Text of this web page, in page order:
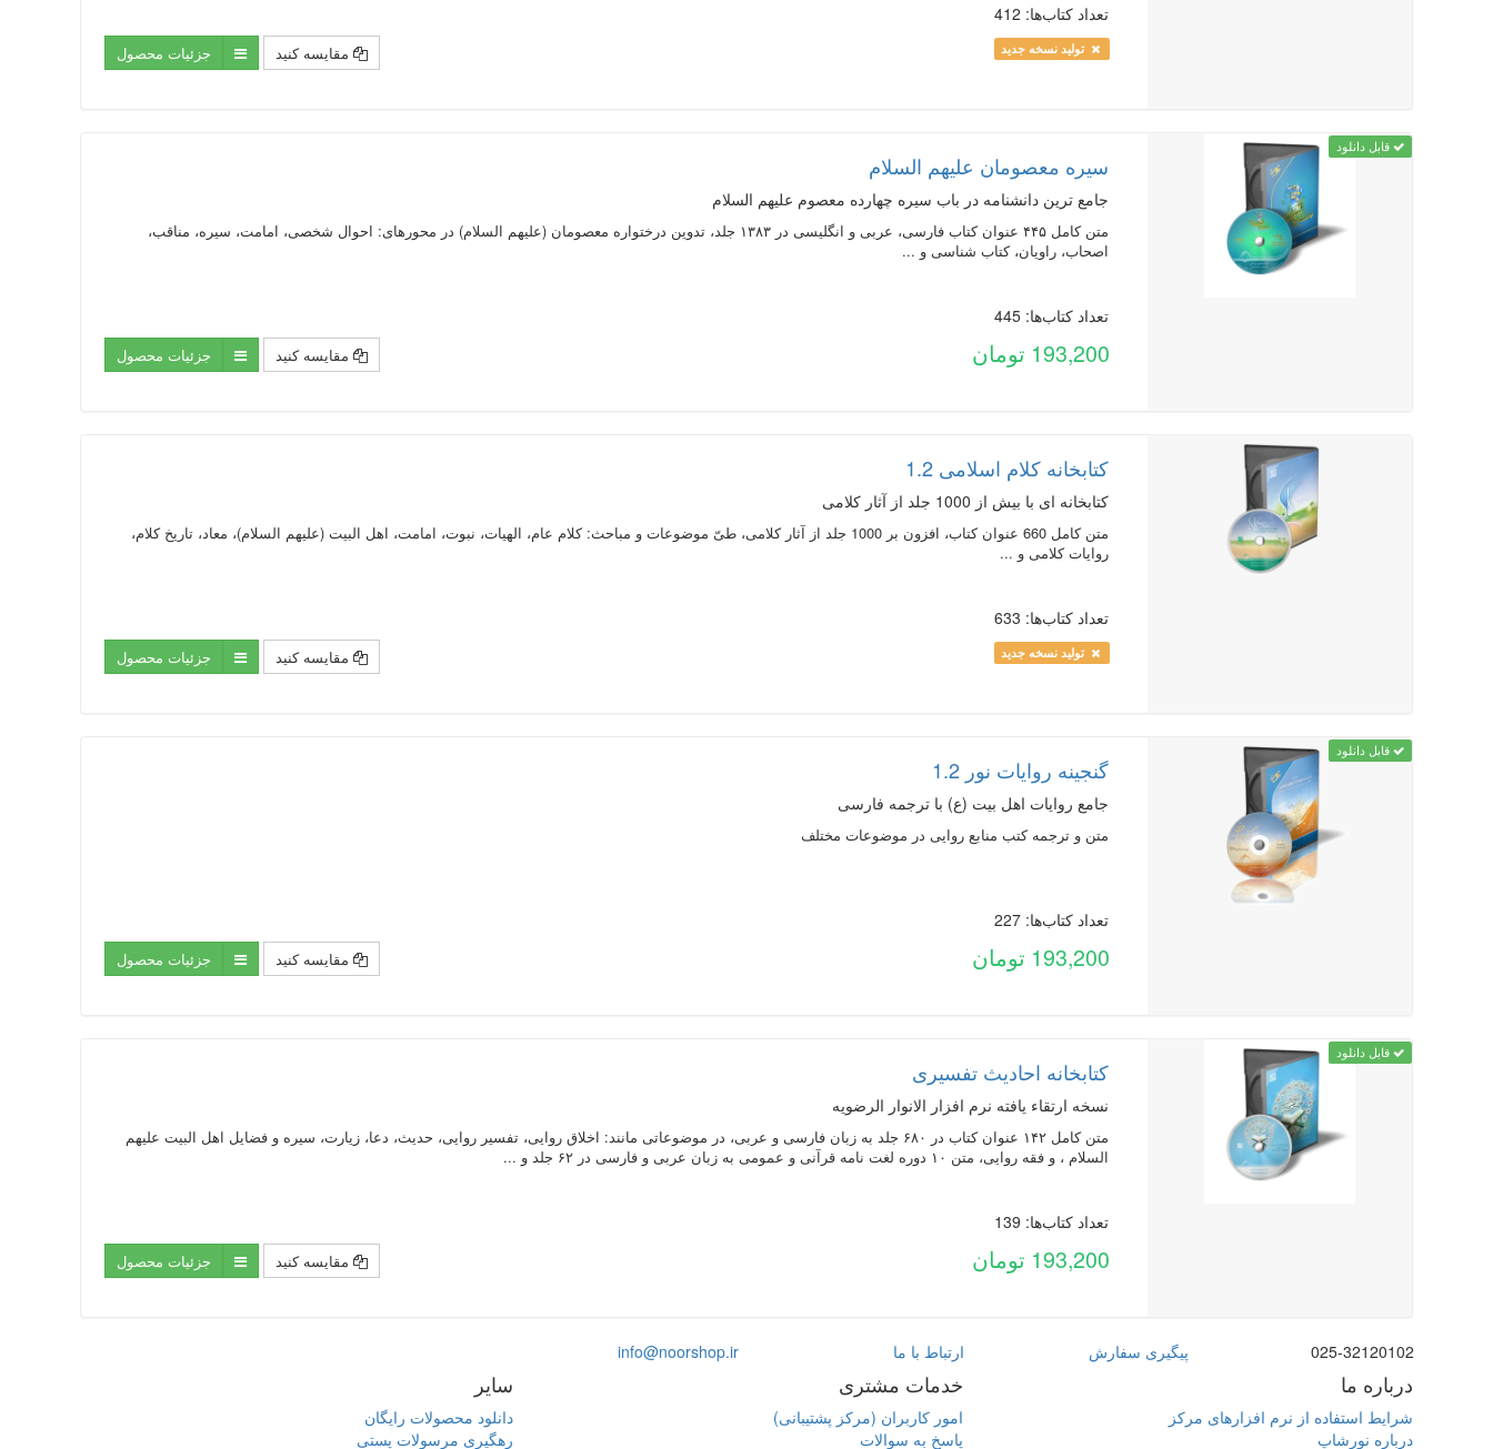
تعداد کتاب‌ها: 412
تولید نسخه جدید مقایسه کنید جزئیات محصول
قابل دانلود
سیره معصومان علیهم السلام
جامع ترین دانشنامه در باب سیره چهارده معصوم علیهم السلام
متن کامل ۴۴۵ عنوان کتاب فارسی، عربی و انگلیسی در ۱۳۸۳ جلد، تدوین درختواره معصومان (علیهم السلام) در محورهای: احوال شخصی، امامت، سیره، مناقب،
اصحاب، راویان، کتاب شناسی و ...
تعداد کتاب‌ها: 445
193,200 تومان مقایسه کنید جزئیات محصول
کتابخانه کلام اسلامی 1.2
کتابخانه ای با بیش از 1000 جلد از آثار کلامی
متن کامل 660 عنوان کتاب، افزون بر 1000 جلد از آثار کلامی، طیّ موضوعات و مباحث: کلام عام، الهیات، نبوت، امامت، اهل البیت (علیهم السلام)، معاد، تاریخ کلام،
روایات کلامی و ...
تعداد کتاب‌ها: 633
تولید نسخه جدید مقایسه کنید جزئیات محصول
قابل دانلود
گنجینه روایات نور 1.2
جامع روایات اهل بیت (ع) با ترجمه فارسی
متن و ترجمه کتب منابع روایی در موضوعات مختلف
تعداد کتاب‌ها: 227
193,200 تومان مقایسه کنید جزئیات محصول
قابل دانلود
کتابخانه احادیث تفسیری
نسخه ارتقاء یافته نرم افزار الانوار الرضویه
متن کامل ۱۴۲ عنوان کتاب در ۶۸۰ جلد به زبان فارسی و عربی، در موضوعاتی مانند: اخلاق روایی، تفسیر روایی، حدیث، دعا، زیارت، سیره و فضایل اهل البیت علیهم
السلام ، و فقه روایی، متن ۱۰ دوره لغت نامه قرآنی و عمومی به زبان عربی و فارسی در ۶۲ جلد و ...
تعداد کتاب‌ها: 139
193,200 تومان مقایسه کنید جزئیات محصول
025-32120102 پیگیری سفارش ارتباط با ما info@noorshop.ir
درباره ما
شرایط استفاده از نرم افزارهای مرکز
درباره نورشاپ
خدمات مشتری
امور کاربران (مرکز پشتیبانی)
پاسخ به سوالات
سایر
دانلود محصولات رایگان
رهگیری مرسولات پستی